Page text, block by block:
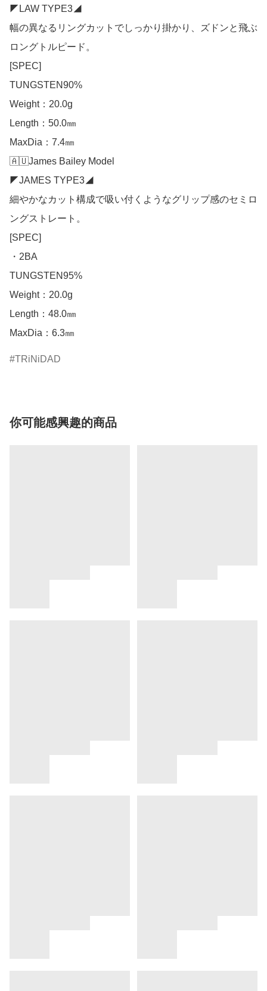
◤LAW TYPE3◢
幅の異なるリングカットでしっかり掛かり、ズドンと飛ぶ
ロングトルピード。
[SPEC]
TUNGSTEN90%
Weight：20.0g
Length：50.0㎜
MaxDia：7.4㎜
🇦🇺James Bailey Model
◤JAMES TYPE3◢
細やかなカット構成で吸い付くようなグリップ感のセミロ
ングストレート。
[SPEC]
・2BA
TUNGSTEN95%
Weight：20.0g
Length：48.0㎜
MaxDia：6.3㎜
TRiNiDAD
你可能感興趣的商品